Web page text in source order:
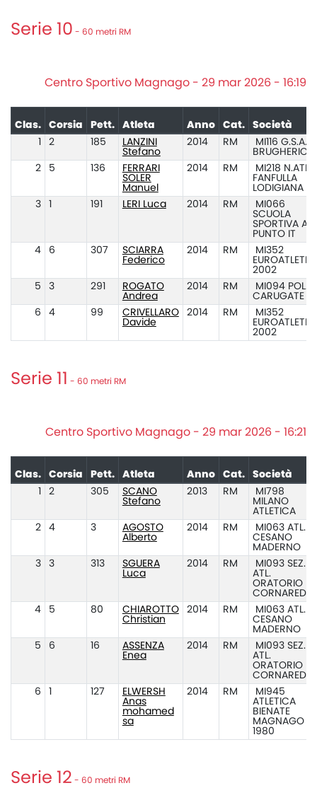
Serie 10 - 60 metri RM
Centro Sportivo Magnago - 29 mar 2026 - 16:19
Clas. Corsia Pett. Atleta Anno Cat.
Società
2 185
LANZINI
Stefano
2014 RM
MI116 G.S.A.
BRUGHERIO
2
5 136
FERRARI
SOLER
Manuel
2014 RM
MI218 N.ATL.
FANFULLA
LODIGIANA
3
191 LERI Luca 2014 RM
MI066
SCUOLA
SPORTIVA
PUNTO IT
4
6 307
SCIARRA
Federico
2014 RM
MI352
2002
5
3 291
ROGATO
Andrea
2014 RM
MI094 POL.
CARUGATE
6
4 99
CRIVELLARO
Davide
2014 RM
MI352
2002
Serie 11 - 60 metri RM
Centro Sportivo Magnago - 29 mar 2026 - 16:21
Clas. Corsia Pett. Atleta Anno Cat.
Società
2 305
SCANO
Stefano
2013 RM
MI798
MILANO
ATLETICA
2
4 3
AGOSTO
Alberto
2014 RM
MI063 ATL.
CESANO
MADERNO
3
3 313
SGUERA
Luca
2014 RM
MI093 SEZ.
ATL.
ORATORIO
CORNAREDO
4
5 80
CHIAROTTO
Christian
2014 RM
MI063 ATL.
CESANO
MADERNO
5
6 16
ASSENZA
Enea
2014 RM
MI093 SEZ.
ATL.
ORATORIO
CORNAREDO
6
127
ELWERSH
Anas
mohamed
sa
2014 RM
MI945
ATLETICA
BIENATE
MAGNAGO
1980
Serie 12 - 60 metri RM